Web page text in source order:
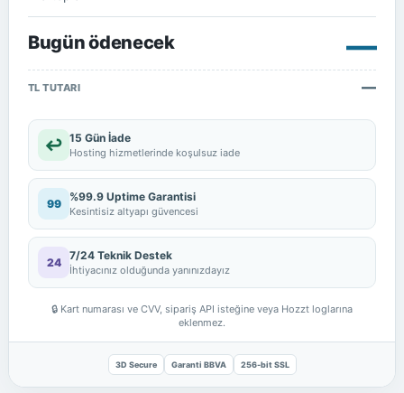
Bugün ödenecek —
TL TUTARI —
↩ 15 Gün İade
Hosting hizmetlerinde koşulsuz iade
99
%99.9 Uptime Garantisi
Kesintisiz altyapı güvencesi
24
7/24 Teknik Destek
İhtiyacınız olduğunda yanınızdayız
🔒 Kart numarası ve CVV, sipariş API isteğine veya Hozzt loglarına
eklenmez.
3D Secure Garanti BBVA 256-bit SSL